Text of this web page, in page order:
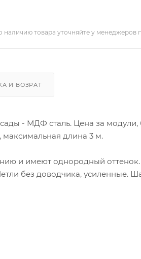
наличию товара уточняйте у менеджеров
И ВОЗРАТ
- МДФ сталь. Цена за модули,
длина 3 м.
и имеют однородный
без доводчика, усиленные.